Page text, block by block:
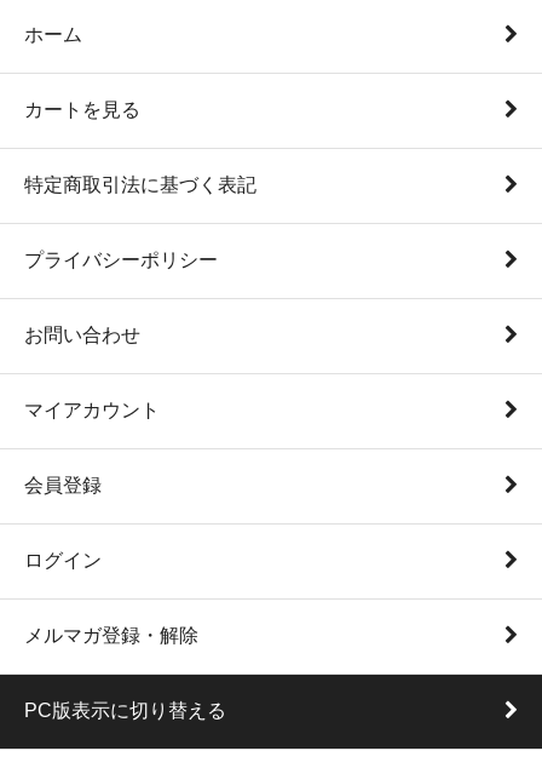
ホーム
カートを見る
特定商取引法に基づく表記
プライバシーポリシー
お問い合わせ
マイアカウント
会員登録
ログイン
メルマガ登録・解除
PC版表示に切り替える